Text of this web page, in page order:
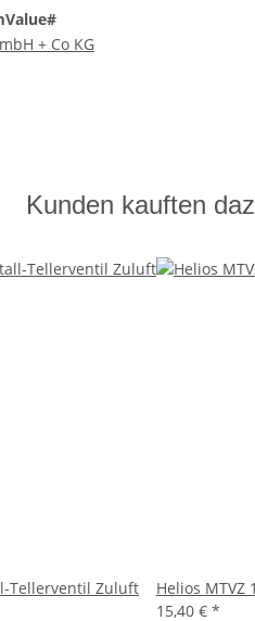
+ Co KG
Kunden kauften
Tellerventil Zuluft
Helios
15,40 € *